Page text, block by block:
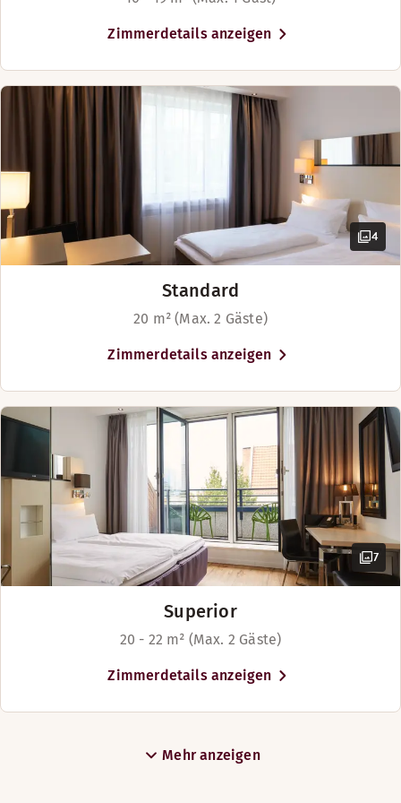
Zimmerdetails anzeigen
4
Standard
20 m² (Max. 2 Gäste)
Zimmerdetails anzeigen
7
Superior
20 - 22 m² (Max. 2 Gäste)
Zimmerdetails anzeigen
Mehr anzeigen
Mehr anzeigen
Betten-Optionen
Nach Verfügbarkeit
Betten für bis zu 4 Personen